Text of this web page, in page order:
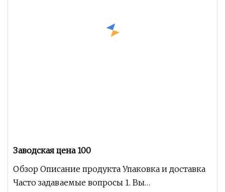
Заводская цена 100
Обзор Описание продукта Упаковка и доставка
Часто задаваемые вопросы 1. Вы